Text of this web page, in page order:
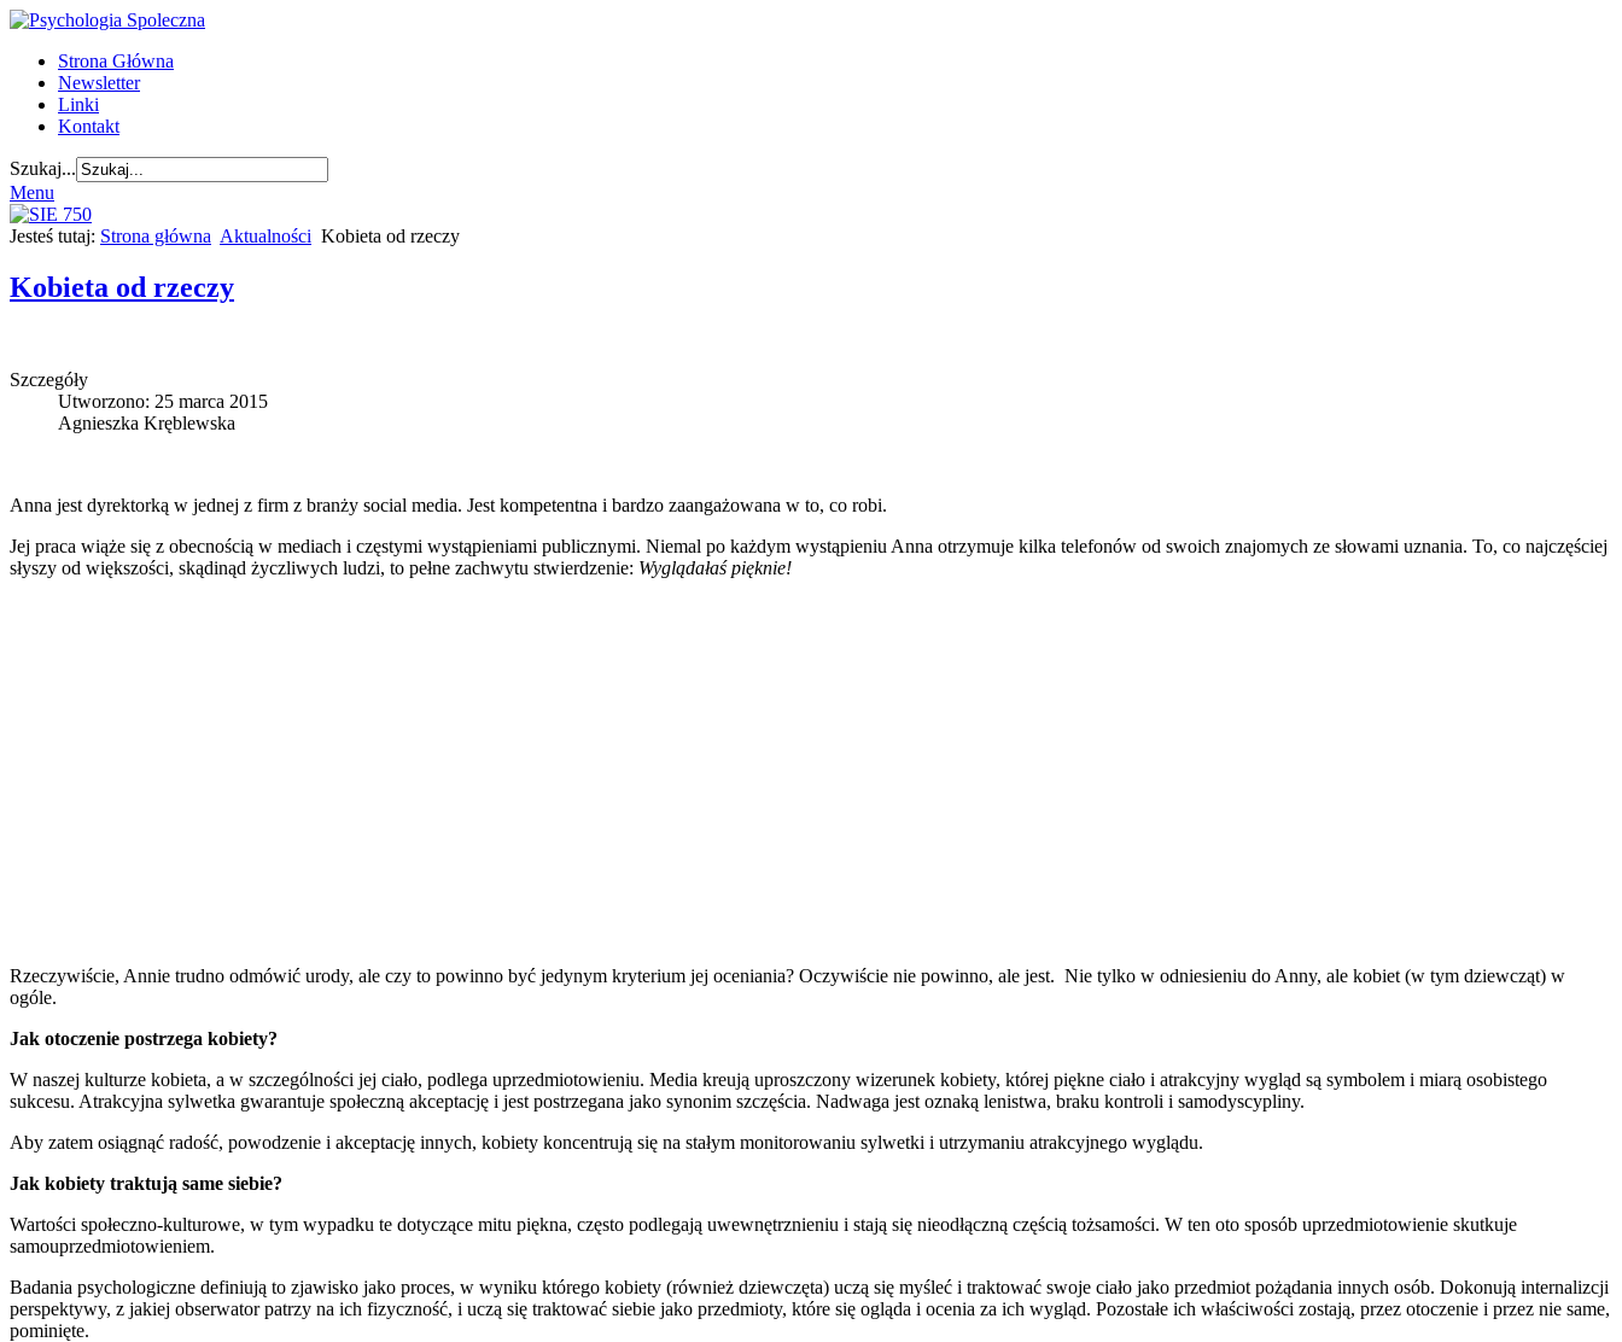
Strona Główna
Newsletter
Linki
Kontakt
Szukaj...
Menu
Jesteś tutaj: Strona główna Aktualności Kobieta od rzeczy
Kobieta od rzeczy
Szczegóły
Utworzono: 25 marca 2015
Agnieszka Kręblewska
Anna jest dyrektorką w jednej z firm z branży social media. Jest kompetentna i bardzo zaangażowana w to, co robi.
Jej praca wiąże się z obecnością w mediach i częstymi wystąpieniami publicznymi. Niemal po każdym wystąpieniu Anna otrzymuje kilka telefonów od swoich znajomych ze słowami uznania. To, co najczęściej
słyszy od większości, skądinąd życzliwych ludzi, to pełne zachwytu stwierdzenie: Wyglądałaś pięknie!
Rzeczywiście, Annie trudno odmówić urody, ale czy to powinno być jedynym kryterium jej oceniania? Oczywiście nie powinno, ale jest. Nie tylko w odniesieniu do Anny, ale kobiet (w tym dziewcząt) w
ogóle.
Jak otoczenie postrzega kobiety?
W naszej kulturze kobieta, a w szczególności jej ciało, podlega uprzedmiotowieniu. Media kreują uproszczony wizerunek kobiety, której piękne ciało i atrakcyjny wygląd są symbolem i miarą osobistego
sukcesu. Atrakcyjna sylwetka gwarantuje społeczną akceptację i jest postrzegana jako synonim szczęścia. Nadwaga jest oznaką lenistwa, braku kontroli i samodyscypliny.
Aby zatem osiągnąć radość, powodzenie i akceptację innych, kobiety koncentrują się na stałym monitorowaniu sylwetki i utrzymaniu atrakcyjnego wyglądu.
Jak kobiety traktują same siebie?
Wartości społeczno-kulturowe, w tym wypadku te dotyczące mitu piękna, często podlegają uwewnętrznieniu i stają się nieodłączną częścią tożsamości. W ten oto sposób uprzedmiotowienie skutkuje
samouprzedmiotowieniem.
Badania psychologiczne definiują to zjawisko jako proces, w wyniku którego kobiety (również dziewczęta) uczą się myśleć i traktować swoje ciało jako przedmiot pożądania innych osób. Dokonują internalizcji
perspektywy, z jakiej obserwator patrzy na ich fizyczność, i uczą się traktować siebie jako przedmioty, które się ogląda i ocenia za ich wygląd. Pozostałe ich właściwości zostają, przez otoczenie i przez nie same,
pominięte.